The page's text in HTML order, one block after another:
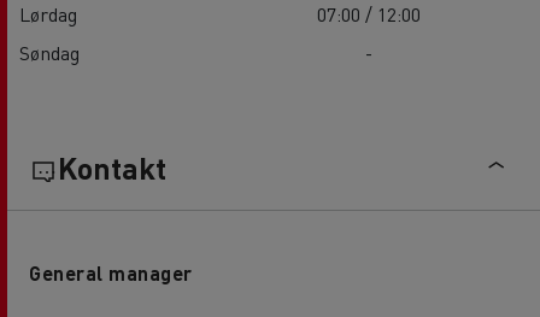
Lørdag
07:00 / 12:00
Søndag
-
Kontakt
General manager